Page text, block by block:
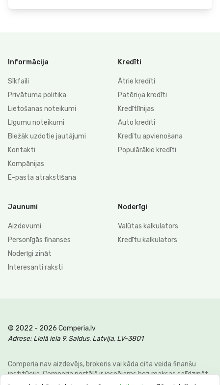
Informācija
Sīkfaili
Privātuma politika
Lietošanas noteikumi
Līgumu noteikumi
Biežāk uzdotie jautājumi
Kontakti
Kompānijas
E-pasta atrakstīšana
Kredīti
Ātrie kredīti
Patēriņa kredīti
Kredītlīnijas
Auto kredīti
Kredītu apvienošana
Populārākie kredīti
Jaunumi
Aizdevumi
Personīgās finanses
Noderīgi zināt
Interesanti raksti
Noderīgi
Valūtas kalkulators
Kredītu kalkulators
© 2022 - 2026 Comperia.lv
Adrese: Lielā iela 9, Saldus, Latvija, LV-3801
Comperia nav aizdevējs, brokeris vai kāda cita veida finanšu
institūcija. Comperia portālā ir iespējams bez maksas salīdzināt